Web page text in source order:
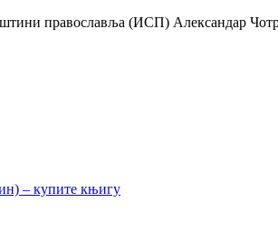
православља (ИСП) Александар